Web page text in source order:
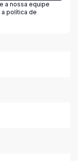
a nossa equipe
política de